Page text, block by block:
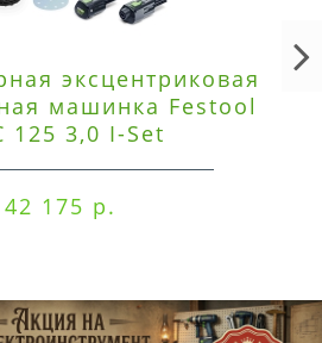
эксцентриковая
машинка Festool
125 3,0 I-Set
175 р.